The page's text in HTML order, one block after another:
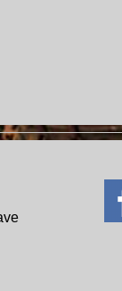
Cave